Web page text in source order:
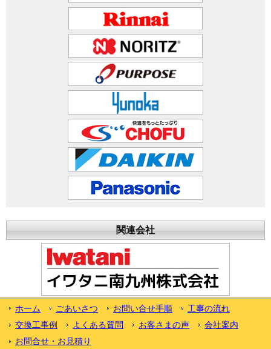
関連会社
ホーム ごあいさつ お問い合せ手順
工事の流れ
交換工事例
よくある質問 お客さまの声
会社案内
お問合せ・お見積り